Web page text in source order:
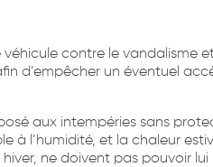
contre le vandalisme
d’empêcher un éventuel
aux intempéries sans
à l’humidité, et la chaleur
ne doivent pas pouvoir lui